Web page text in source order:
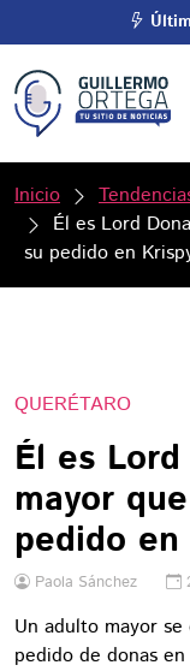
Inicio
Él es Lord
su pedido en
QUERÉTARO
Él es
mayor
pedido
Paola Sánchez
Un adulto mayor
pedido de donas